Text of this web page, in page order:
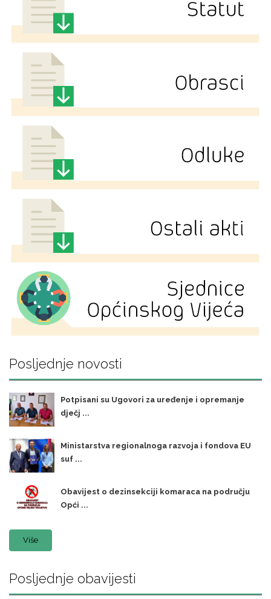
Posljednje novosti
Potpisani su Ugovori za uređenje i opremanje
dječj ...
Ministarstva regionalnoga razvoja i fondova EU
suf ...
Obavijest o dezinsekciji komaraca na području
Opći ...
Više
Posljednje obavijesti